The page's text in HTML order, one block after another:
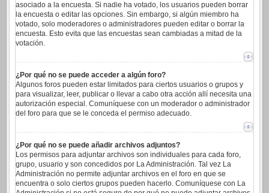
asociado a la encuesta. Si nadie ha votado, los usuarios pueden borrar
la encuesta o editar las opciones. Sin embargo, si algún miembro ha
votado, solo moderadores o administradores pueden editar o borrar la
encuesta. Esto evita que las encuestas sean cambiadas a mitad de la
votación.
¿Por qué no se puede acceder a algún foro?
Algunos foros pueden estar limitados para ciertos usuarios o grupos y
para visualizar, leer, publicar o llevar a cabo otra acción allí necesita una
autorización especial. Comuníquese con un moderador o administrador
del foro para que se le conceda el permiso adecuado.
¿Por qué no se puede añadir archivos adjuntos?
Los permisos para adjuntar archivos son individuales para cada foro,
grupo, usuario y son concedidos por La Administración. Tal vez La
Administración no permite adjuntar archivos en el foro en que se
encuentra o solo ciertos grupos pueden hacerlo. Comuníquese con La